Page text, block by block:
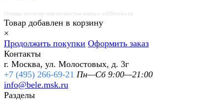
Отзывы частично или полностью взяты с wildberries.ru
Товар добавлен в корзину
×
Продолжить покупки Оформить заказ
Контакты
г. Москва, ул. Молостовых, д. 3г
+7 (495) 266-69-21 Пн—Сб 9:00—21:00
info@bele.msk.ru
Разделы